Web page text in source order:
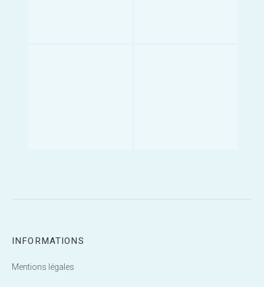
INFORMATIONS
Mentions légales